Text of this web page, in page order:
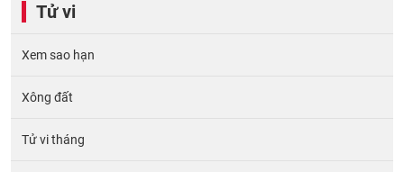
Tử vi
Xem sao hạn
Xông đất
Tử vi tháng